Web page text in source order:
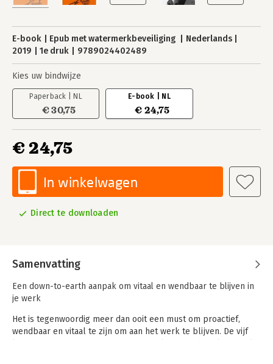
E-book Epub met watermerkbeveiliging
Nederlands
2019
1e druk 9789024402489
Kies uw bindwijze
Paperback | NL
€ 30,75
E-book | NL
€ 24,75
€ 24,75
In winkelwagen
Direct te downloaden
Samenvatting
Een down-to-earth aanpak om vitaal en wendbaar te blijven in
je werk
Het is tegenwoordig meer dan ooit een must om proactief,
wendbaar en vitaal te zijn om aan het werk te blijven. De vijf